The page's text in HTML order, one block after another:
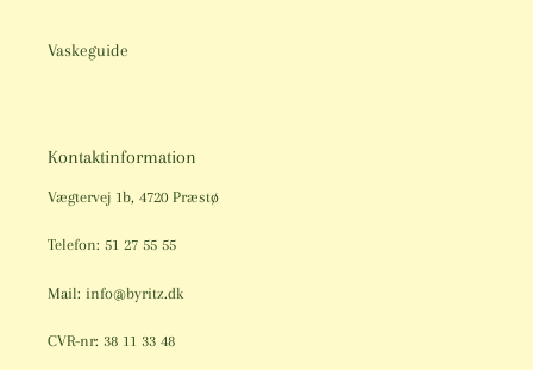
Vaskeguide
Kontaktinformation
Vægtervej 1b, 4720 Præstø
Telefon: 51 27 55 55
Mail: info@byritz.dk
CVR-nr: 38 11 33 48